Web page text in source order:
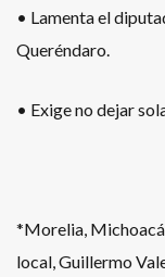
• Lamenta el
Queréndaro.
• Exige no dejar
*Morelia,
local, Guillermo